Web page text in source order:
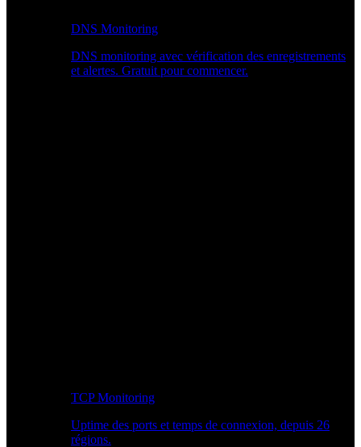
DNS Monitoring
DNS monitoring avec vérification des enregistrements
et alertes. Gratuit pour commencer.
TCP Monitoring
Uptime des ports et temps de connexion, depuis 26
régions.